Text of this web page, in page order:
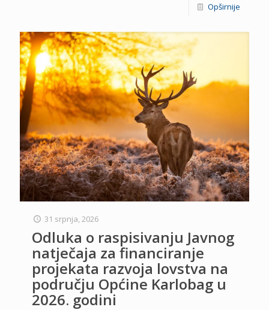
Opširnije
31 srpnja, 2026
Odluka o raspisivanju Javnog
natječaja za financiranje
projekata razvoja lovstva na
području Općine Karlobag u
2026. godini